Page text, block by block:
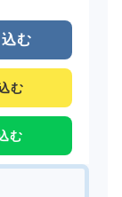
む
む
む